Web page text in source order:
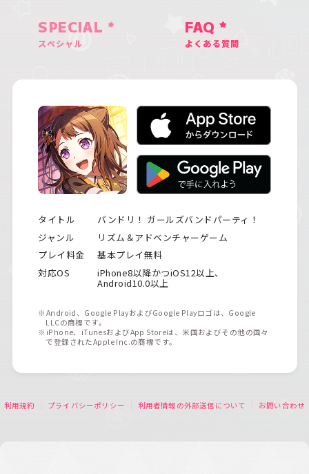
SPECIAL
スペシャル
FAQ
よくある質問
タイトル
バンドリ！ ガールズバンドパーティ！
ジャンル
リズム＆アドベンチャーゲーム
プレイ料金
基本プレイ無料
対応OS
iPhone8以降かつiOS12以上、
Android10.0以上
※Android、Google PlayおよびGoogle Playロゴは、Google
LLCの商標です。
※iPhone、iTunesおよびApp Storeは、米国およびその他の国々
で登録されたApple Inc.の商標です。
利用規約 プライバシーポリシー 利用者情報の外部送信について お問い合わせ